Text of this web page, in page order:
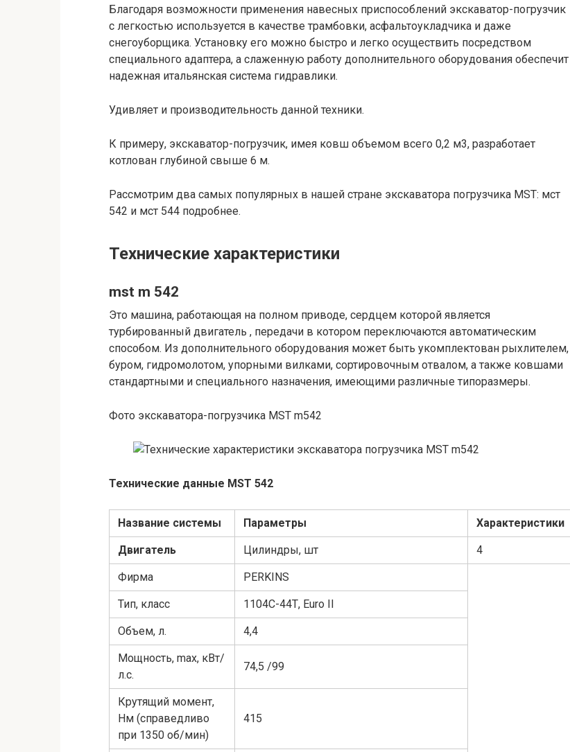
Благодаря возможности применения навесных приспособлений экскаватор-погрузчик
с легкостью используется в качестве трамбовки, асфальтоукладчика и даже
снегоуборщика. Установку его можно быстро и легко осуществить посредством
специального адаптера, а слаженную работу дополнительного оборудования обеспечит
надежная итальянская система гидравлики.
Удивляет и производительность данной техники.
К примеру, экскаватор-погрузчик, имея ковш объемом всего 0,2 м3, разработает
котлован глубиной свыше 6 м.
Рассмотрим два самых популярных в нашей стране экскаватора погрузчика MST: мст
542 и мст 544 подробнее.
Технические характеристики
mst m 542
Это машина, работающая на полном приводе, сердцем которой является
турбированный двигатель , передачи в котором переключаются автоматическим
способом. Из дополнительного оборудования может быть укомплектован рыхлителем,
буром, гидромолотом, упорными вилками, сортировочным отвалом, а также ковшами
стандартными и специального назначения, имеющими различные типоразмеры.
Фото экскаватора-погрузчика MST m542
Технические данные MST 542
Название системы Параметры Характеристики
Двигатель Цилиндры, шт 4
Фирма PERKINS
Тип, класс 1104С-44Т, Euro II
Объем, л. 4,4
Мощность, max, кВт/
л.с.
74,5 /99
Крутящий момент,
Нм (справедливо
при 1350 об/мин)
415